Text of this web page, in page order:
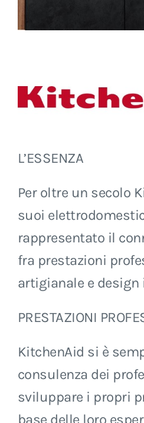
L’ESSENZA
Per oltre un secolo
suoi
rappresentato il
fra prestazioni
artigianale e design
PRESTAZIONI
KitchenAid si è
consulenza dei
sviluppare i propri
base delle loro